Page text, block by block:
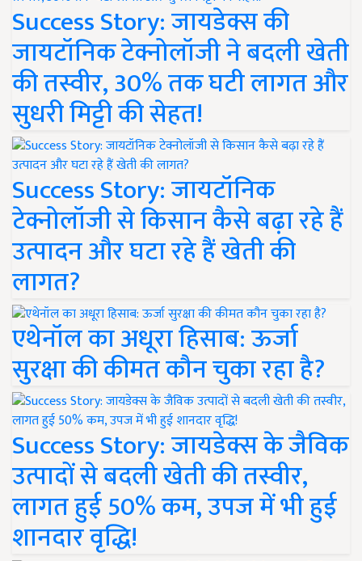
Success Story: जायडेक्स की
जायटॉनिक टेक्नोलॉजी ने बदली खेती
की तस्वीर, 30% तक घटी लागत और
सुधरी मिट्टी की सेहत!
Success Story: जायटॉनिक
टेक्नोलॉजी से किसान कैसे बढ़ा रहे हैं
उत्पादन और घटा रहे हैं खेती की
लागत?
एथेनॉल का अधूरा हिसाब: ऊर्जा
सुरक्षा की कीमत कौन चुका रहा है?
Success Story: जायडेक्स के जैविक
उत्पादों से बदली खेती की तस्वीर,
लागत हुई 50% कम, उपज में भी हुई
शानदार वृद्धि!